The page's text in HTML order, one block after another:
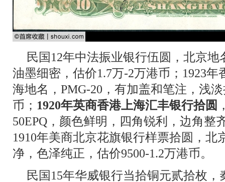
民国12年中法振业银行伍圆，北京地
油墨细密，估价1.7万-2万港币；1923
海地名，PMG-20，有加盖和笔注，浅
币； 1920年英商香港上海汇丰银行拾圆
50EPQ，颜色鲜明，四角锐利，边角整
1910年美商北京花旗银行样票拾圆，北
净，色泽纯正，估价9500-1.2万港币。
民国15年华威银行当拾铜元贰拾枚，